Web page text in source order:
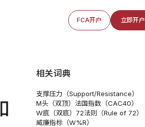
FCA开户 立即开户
相关词典
支撑压力（Support/Resistance）
M头（双顶） 法国指数（CAC40）
W底（双底） 72法则（Rule of 72）
威廉指标（W%R）